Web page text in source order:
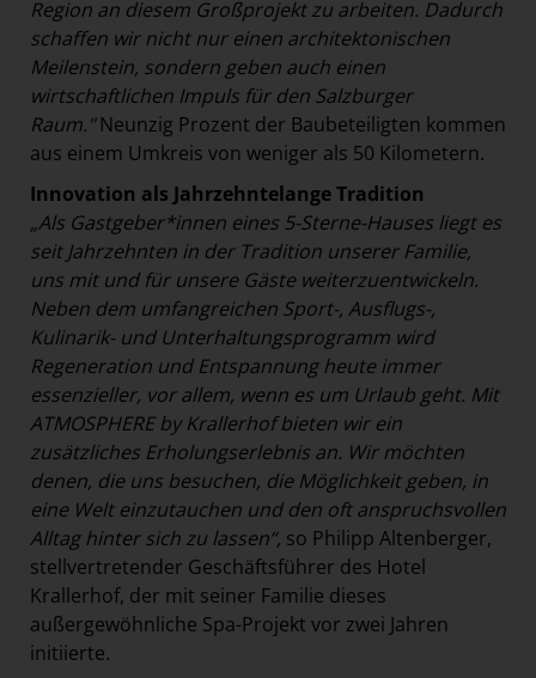
Region an diesem Großprojekt zu arbeiten. Dadurch
schaffen wir nicht nur einen architektonischen
Meilenstein, sondern geben auch einen
wirtschaftlichen Impuls für den Salzburger
Raum."Neunzig Prozent der Baubeteiligten kommen
aus einem Umkreis von weniger als 50 Kilometern.
Innovation als Jahrzehntelange Tradition
„Als Gastgeber*innen eines 5-Sterne-Hauses liegt es
seit Jahrzehnten in der Tradition unserer Familie,
uns mit und für unsere Gäste weiterzuentwickeln.
Neben dem umfangreichen Sport-, Ausflugs-,
Kulinarik- und Unterhaltungsprogramm wird
Regeneration und Entspannung heute immer
essenzieller, vor allem, wenn es um Urlaub geht. Mit
ATMOSPHERE by Krallerhof bieten wir ein
zusätzliches Erholungserlebnis an. Wir möchten
denen, die uns besuchen, die Möglichkeit geben, in
eine Welt einzutauchen und den oft anspruchsvollen
Alltag hinter sich zu lassen“, so Philipp Altenberger,
stellvertretender Geschäftsführer des Hotel
Krallerhof, der mit seiner Familie dieses
außergewöhnliche Spa-Projekt vor zwei Jahren
initiierte.